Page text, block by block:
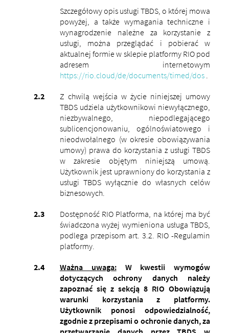
Szczegółowy opis usługi TBDS, o której mowa
powyżej, a także wymagania techniczne i
wynagrodzenie należne za korzystanie z
usługi, można przeglądać i pobierać w
aktualnej formie w sklepie platformy RIO pod
adresem internetowym
https://rio.cloud/de/documents/timed/dos.
Z chwilą wejścia w życie niniejszej umowy
TBDS udziela użytkownikowi niewyłącznego,
niezbywalnego, niepodlegającego
sublicencjonowaniu, ogólnoświatowego i
nieodwołalnego (w okresie obowiązywania
umowy) prawa do korzystania z usługi TBDS
w zakresie objętym niniejszą umową.
Użytkownik jest uprawniony do korzystania z
usługi TBDS wyłącznie do własnych celów
biznesowych.
Dostępność RIO Platforma, na której ma być
świadczona wyżej wymieniona usługa TBDS,
podlega przepisom art. 3.2. RIO -Regulamin
platformy.
Ważna uwaga:W kwestii wymogów
dotyczących ochrony danych należy
zapoznać się z sekcją 8 RIO Obowiązują
warunki korzystania z platformy.
Użytkownik ponosi odpowiedzialność,
zgodnie z przepisami o ochronie danych, za